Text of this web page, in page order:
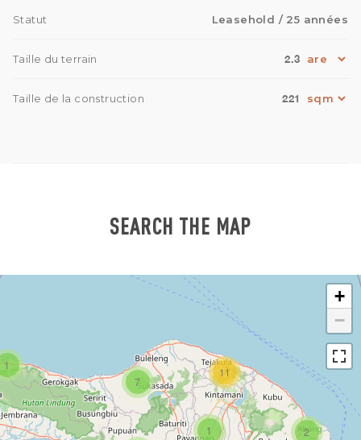
Statut Leasehold / 25 années
Taille du terrain 2.3
Taille de la construction 221
SEARCH THE MAP
1
1
7
11
2
+
−